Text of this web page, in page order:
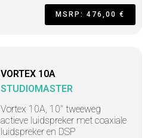
MSRP: 476,00 €
VORTEX 10A
STUDIOMASTER
Vortex 10A, 10" tweeweg
actieve luidspreker met coaxiale
luidspreker en DSP